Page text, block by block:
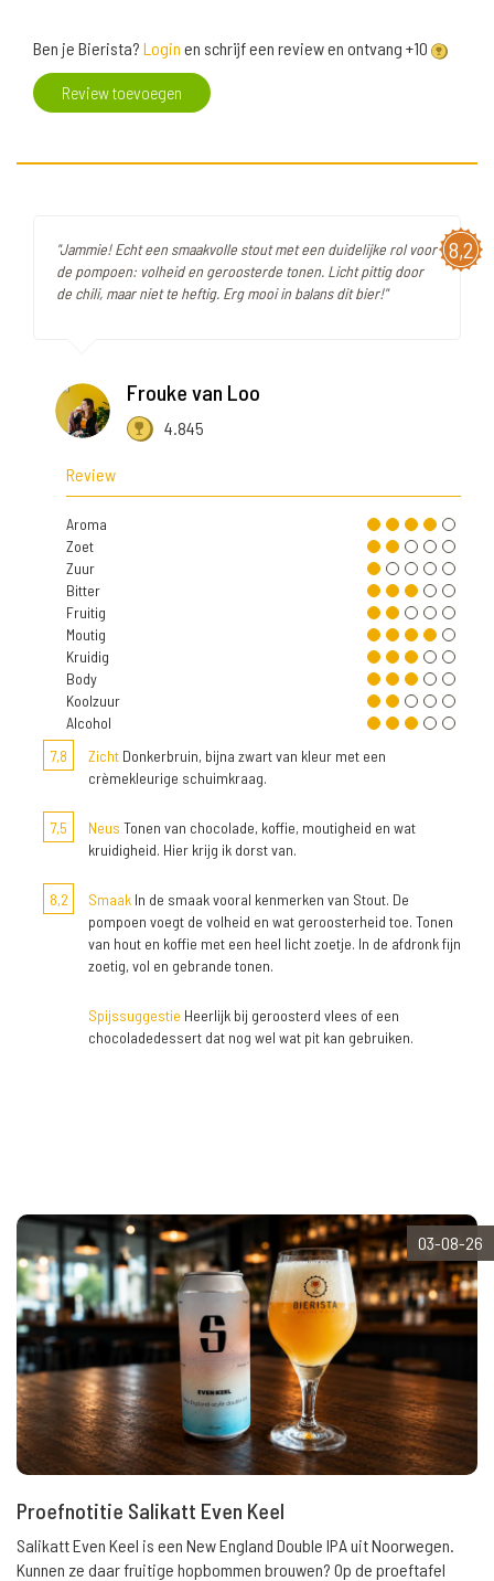
Ben je Bierista? Login en schrijf een review en ontvang +10
Review toevoegen
8,2
"Jammie! Echt een smaakvolle stout met een duidelijke rol voor
de pompoen: volheid en geroosterde tonen. Licht pittig door
de chili, maar niet te heftig. Erg mooi in balans dit bier!"
Frouke van Loo
4.845
Review
Aroma
Zoet
Zuur
Bitter
Fruitig
Moutig
Kruidig
Body
Koolzuur
Alcohol
7,8
Zicht Donkerbruin, bijna zwart van kleur met een
crèmekleurige schuimkraag.
7,5 Neus Tonen van chocolade, koffie, moutigheid en wat
kruidigheid. Hier krijg ik dorst van.
8,2 Smaak In de smaak vooral kenmerken van Stout. De
pompoen voegt de volheid en wat geroosterheid toe. Tonen
van hout en koffie met een heel licht zoetje. In de afdronk fijn
zoetig, vol en gebrande tonen.
Spijssuggestie Heerlijk bij geroosterd vlees of een
chocoladedessert dat nog wel wat pit kan gebruiken.
03-08-26
Proefnotitie Salikatt Even Keel
Salikatt Even Keel is een New England Double IPA uit Noorwegen.
Kunnen ze daar fruitige hopbommen brouwen? Op de proeftafel